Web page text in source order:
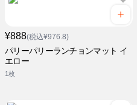
¥888(税込¥976.8)
パリーパリーランチョンマット イ
エロー
1枚